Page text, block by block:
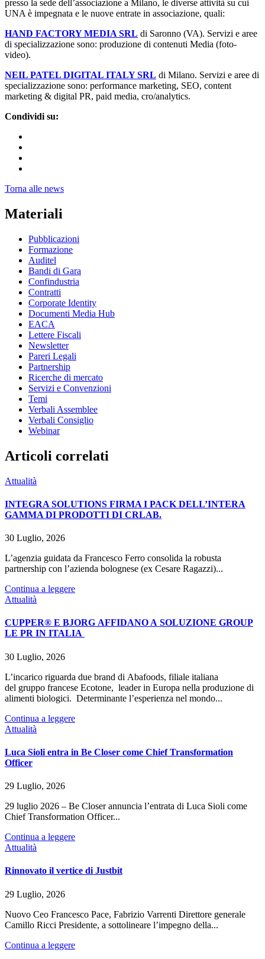
presso la sede dell’associazione a Milano, le diverse attività su cui
UNA è impegnata e le nuove entrate in associazione, quali:
HAND FACTORY MEDIA SRL di Saronno (VA). Servizi e aree
di specializzazione sono: produzione di contenuti Media (foto-
video).
NEIL PATEL DIGITAL ITALY SRL di Milano. Servizi e aree di
specializzazione sono: performance marketing, SEO, content
marketing & digital PR, paid media, cro/analytics.
Condividi su:
Torna alle news
Materiali
Pubblicazioni
Formazione
Auditel
Bandi di Gara
Confindustria
Contratti
Corporate Identity
Documenti Media Hub
EACA
Lettere Fiscali
Newsletter
Pareri Legali
Partnership
Ricerche di mercato
Servizi e Convenzioni
Temi
Verbali Assemblee
Verbali Consiglio
Webinar
Articoli correlati
Attualità
INTEGRA SOLUTIONS FIRMA I PACK DELL’INTERA
GAMMA DI PRODOTTI DI CRLAB.
30 Luglio, 2026
L’agenzia guidata da Francesco Ferro consolida la robusta
partnership con l’azienda bolognese (ex Cesare Ragazzi)...
Continua a leggere
Attualità
CUPPER® E BJORG AFFIDANO A SOLUZIONE GROUP
LE PR IN ITALIA
30 Luglio, 2026
L’incarico riguarda due brand di Abafoods, filiale italiana
del gruppo francese Ecotone, leader in Europa nella produzione di
alimenti biologici. Determinante l’esperienza nel mondo...
Continua a leggere
Attualità
Luca Sioli entra in Be Closer come Chief Transformation
Officer
29 Luglio, 2026
29 luglio 2026 – Be Closer annuncia l’entrata di Luca Sioli come
Chief Transformation Officer...
Continua a leggere
Attualità
Rinnovato il vertice di Justbit
29 Luglio, 2026
Nuovo Ceo Francesco Pace, Fabrizio Varrenti Direttore generale
Camillo Ricci Presidente, a sottolineare l’impegno della...
Continua a leggere